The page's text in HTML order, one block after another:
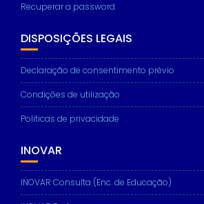
Recuperar a password
DISPOSIÇÕES LEGAIS
Declaração de consentimento prévio
Condições de utilização
Politicas de privacidade
INOVAR
INOVAR Consulta (Enc. de Educação)